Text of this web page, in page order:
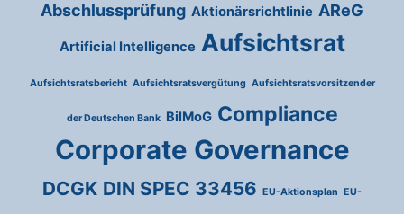
Abschlussprüfung Aktionärsrichtlinie AReG
Artificial Intelligence Aufsichtsrat
Aufsichtsratsbericht Aufsichtsratsvergütung Aufsichtsratsvorsitzender
der Deutschen Bank BilMoG Compliance
Corporate Governance
DCGK DIN SPEC 33456 EU-Aktionsplan EU-